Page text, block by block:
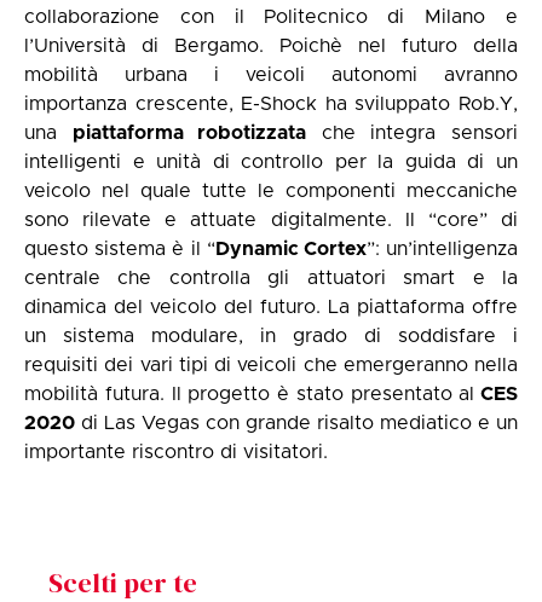
collaborazione con il Politecnico di Milano e
l’Università di Bergamo. Poichè nel futuro della
mobilità urbana i veicoli autonomi avranno
importanza crescente, E-Shock ha sviluppato Rob.Y,
una piattaforma robotizzata che integra sensori
intelligenti e unità di controllo per la guida di un
veicolo nel quale tutte le componenti meccaniche
sono rilevate e attuate digitalmente. Il “core” di
questo sistema è il “ Dynamic Cortex”: un’intelligenza
centrale che controlla gli attuatori smart e la
dinamica del veicolo del futuro. La piattaforma offre
un sistema modulare, in grado di soddisfare i
requisiti dei vari tipi di veicoli che emergeranno nella
mobilità futura. Il progetto è stato presentato al
CES
2020 di Las Vegas con grande risalto mediatico e un
importante riscontro di visitatori.
Scelti per te